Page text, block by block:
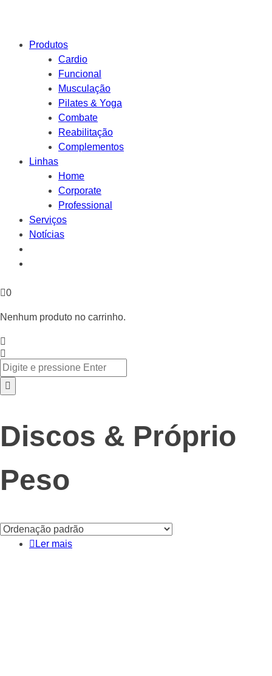
Produtos
Cardio
Funcional
Musculação
Pilates & Yoga
Combate
Reabilitação
Complementos
Linhas
Home
Corporate
Professional
Serviços
Notícias
0
Nenhum produto no carrinho.
Discos & Próprio
Peso
Ler mais